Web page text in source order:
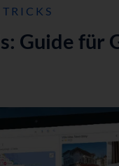
Guide für